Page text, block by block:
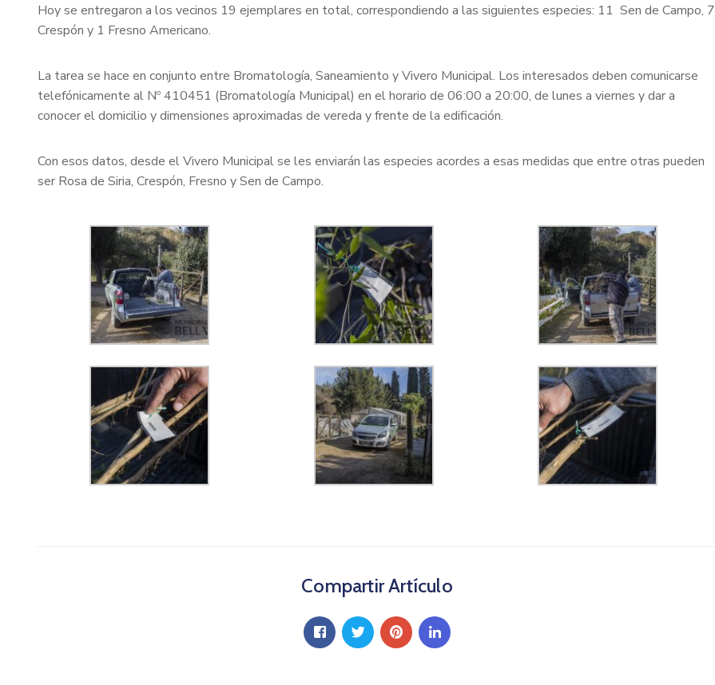
Hoy se entregaron a los vecinos 19 ejemplares en total, correspondiendo a las siguientes especies: 11 Sen de Campo, 7
Crespón y 1 Fresno Americano.
La tarea se hace en conjunto entre Bromatología, Saneamiento y Vivero Municipal. Los interesados deben comunicarse
telefónicamente al Nº 410451 (Bromatología Municipal) en el horario de 06:00 a 20:00, de lunes a viernes y dar a
conocer el domicilio y dimensiones aproximadas de vereda y frente de la edificación.
Con esos datos, desde el Vivero Municipal se les enviarán las especies acordes a esas medidas que entre otras pueden
ser Rosa de Siria, Crespón, Fresno y Sen de Campo.
Compartir Artículo